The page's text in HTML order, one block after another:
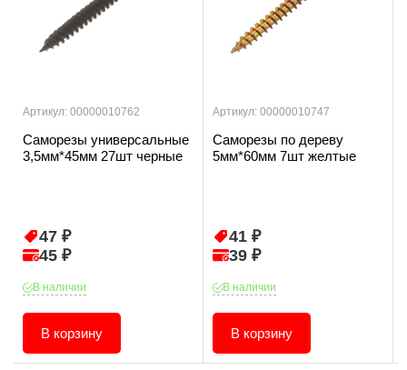
Артикул: 00000010762
Саморезы универсальные
3,5мм*45мм 27шт черные
47 ₽
45 ₽
В наличии
В корзину
Артикул: 00000010747
Саморезы по дереву
5мм*60мм 7шт желтые
41 ₽
39 ₽
В наличии
В корзину